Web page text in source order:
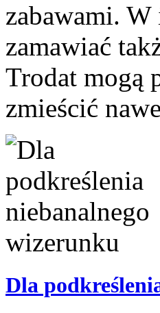
zabawami.
zamawiać
Trodat mogą
zmieścić
Dla